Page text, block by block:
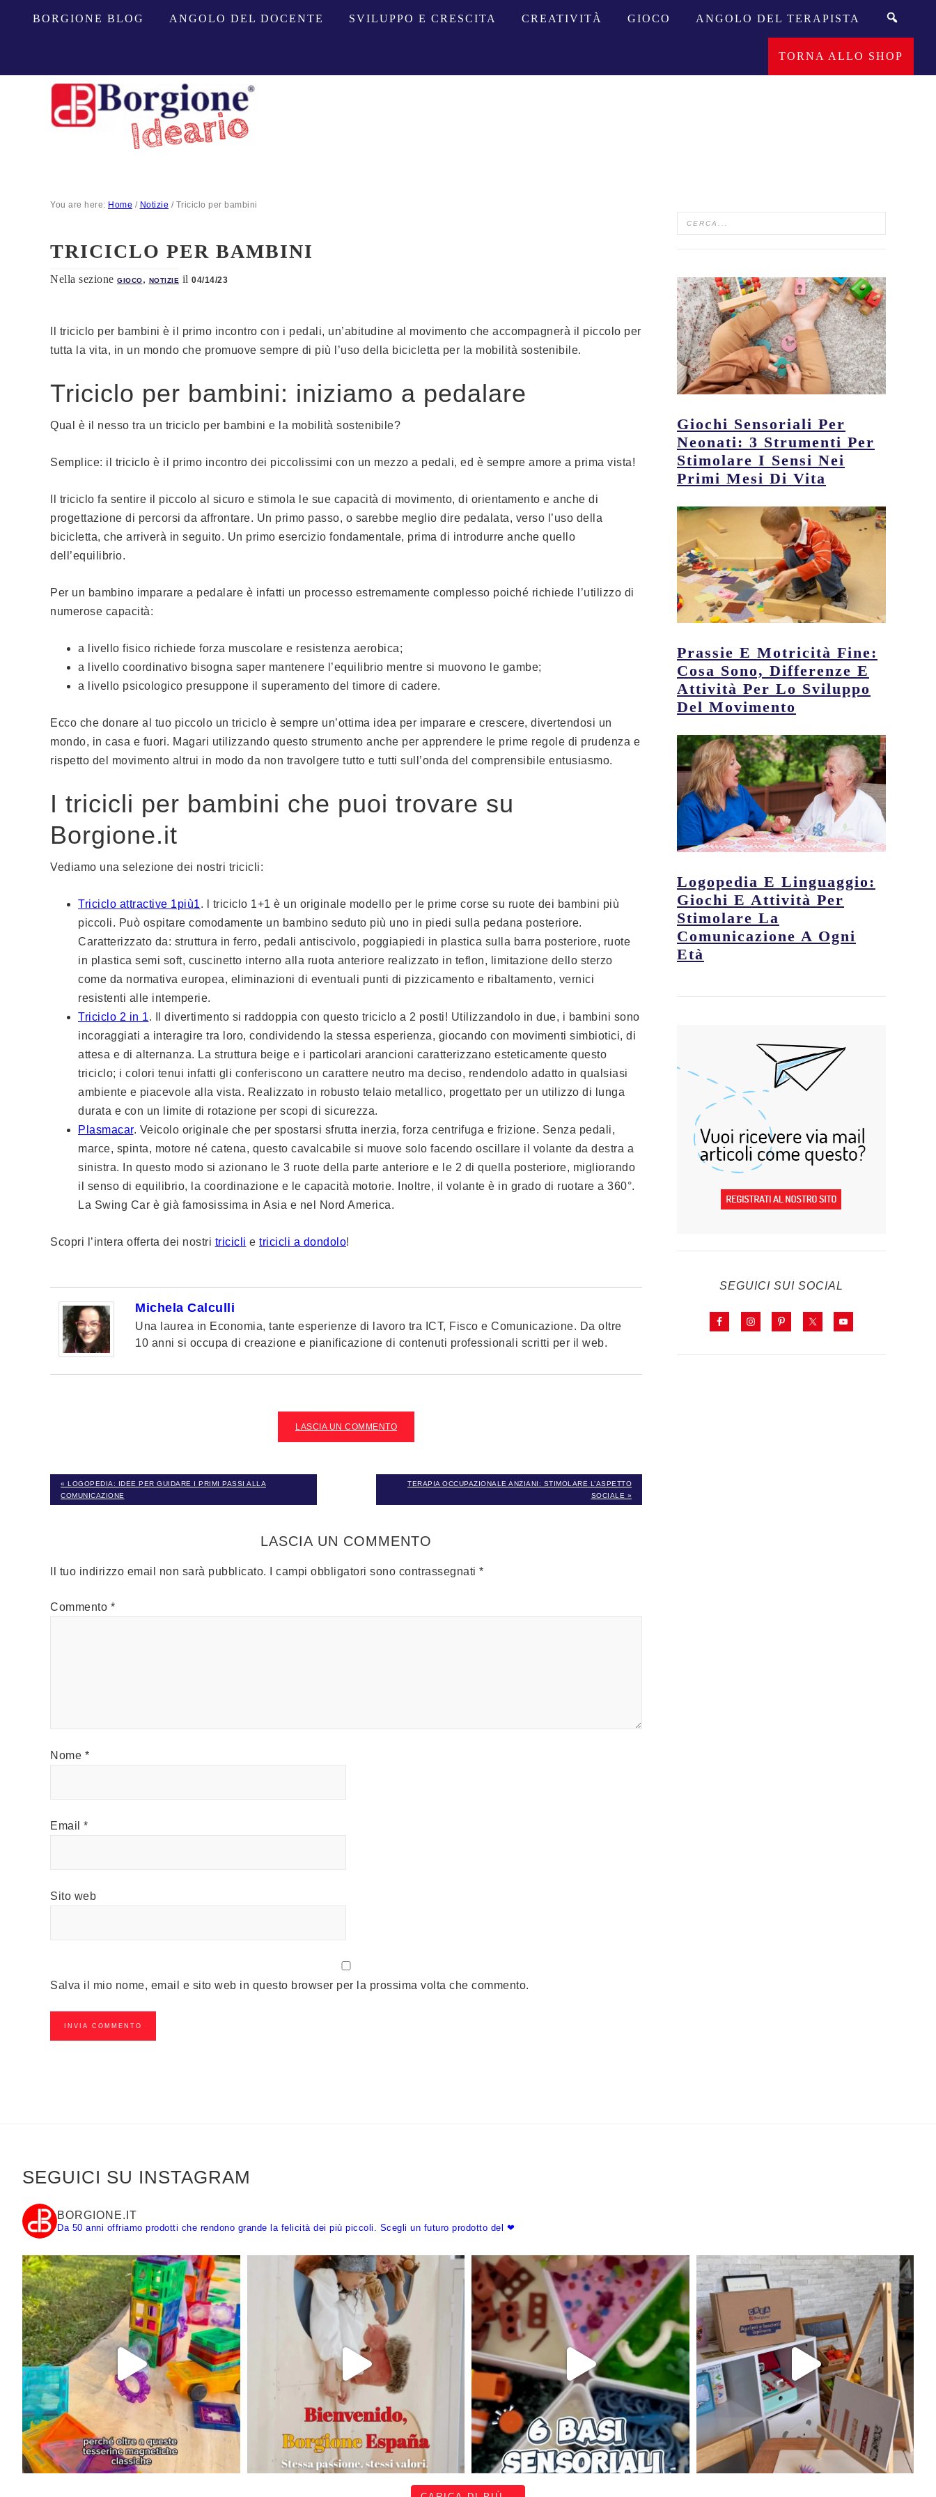
BORGIONE BLOG ANGOLO DEL DOCENTE SVILUPPO E CRESCITA CREATIVITÀ GIOCO ANGOLO DEL TERAPISTA
TORNA ALLO SHOP
You are here: Home / Notizie /Triciclo per bambini
TRICICLO PER BAMBINI
Nella sezione GIOCO, NOTIZIE il 04/14/23
Il triciclo per bambini è il primo incontro con i pedali, un’abitudine al movimento che accompagnerà il piccolo per
tutta la vita, in un mondo che promuove sempre di più l’uso della bicicletta per la mobilità sostenibile.
Triciclo per bambini: iniziamo a pedalare
Qual è il nesso tra un triciclo per bambini e la mobilità sostenibile?
Semplice: il triciclo è il primo incontro dei piccolissimi con un mezzo a pedali, ed è sempre amore a prima vista!
Il triciclo fa sentire il piccolo al sicuro e stimola le sue capacità di movimento, di orientamento e anche di
progettazione di percorsi da affrontare. Un primo passo, o sarebbe meglio dire pedalata, verso l’uso della
bicicletta, che arriverà in seguito. Un primo esercizio fondamentale, prima di introdurre anche quello
dell’equilibrio.
Per un bambino imparare a pedalare è infatti un processo estremamente complesso poiché richiede l’utilizzo di
numerose capacità:
a livello fisico richiede forza muscolare e resistenza aerobica;
a livello coordinativo bisogna saper mantenere l’equilibrio mentre si muovono le gambe;
a livello psicologico presuppone il superamento del timore di cadere.
Ecco che donare al tuo piccolo un triciclo è sempre un’ottima idea per imparare e crescere, divertendosi un
mondo, in casa e fuori. Magari utilizzando questo strumento anche per apprendere le prime regole di prudenza e
rispetto del movimento altrui in modo da non travolgere tutto e tutti sull’onda del comprensibile entusiasmo.
I tricicli per bambini che puoi trovare su
Borgione.it
Vediamo una selezione dei nostri tricicli:
Triciclo attractive 1più1. l triciclo 1+1 è un originale modello per le prime corse su ruote dei bambini più
piccoli. Può ospitare comodamente un bambino seduto più uno in piedi sulla pedana posteriore.
Caratterizzato da: struttura in ferro, pedali antiscivolo, poggiapiedi in plastica sulla barra posteriore, ruote
in plastica semi soft, cuscinetto interno alla ruota anteriore realizzato in teflon, limitazione dello sterzo
come da normativa europea, eliminazioni di eventuali punti di pizzicamento e ribaltamento, vernici
resistenti alle intemperie.
Triciclo 2 in 1. Il divertimento si raddoppia con questo triciclo a 2 posti! Utilizzandolo in due, i bambini sono
incoraggiati a interagire tra loro, condividendo la stessa esperienza, giocando con movimenti simbiotici, di
attesa e di alternanza. La struttura beige e i particolari arancioni caratterizzano esteticamente questo
triciclo; i colori tenui infatti gli conferiscono un carattere neutro ma deciso, rendendolo adatto in qualsiasi
ambiente e piacevole alla vista. Realizzato in robusto telaio metallico, progettato per un utilizzo di lunga
durata e con un limite di rotazione per scopi di sicurezza.
Plasmacar. Veicolo originale che per spostarsi sfrutta inerzia, forza centrifuga e frizione. Senza pedali,
marce, spinta, motore né catena, questo cavalcabile si muove solo facendo oscillare il volante da destra a
sinistra. In questo modo si azionano le 3 ruote della parte anteriore e le 2 di quella posteriore, migliorando
il senso di equilibrio, la coordinazione e le capacità motorie. Inoltre, il volante è in grado di ruotare a 360°.
La Swing Car è già famosissima in Asia e nel Nord America.
Scopri l’intera offerta dei nostri tricicli e tricicli a dondolo!
Michela Calculli
Una laurea in Economia, tante esperienze di lavoro tra ICT, Fisco e Comunicazione. Da oltre
10 anni si occupa di creazione e pianificazione di contenuti professionali scritti per il web.
LASCIA UN COMMENTO
« LOGOPEDIA: IDEE PER GUIDARE I PRIMI PASSI ALLA
COMUNICAZIONE
TERAPIA OCCUPAZIONALE ANZIANI: STIMOLARE L’ASPETTO
SOCIALE »
LASCIA UN COMMENTO
Il tuo indirizzo email non sarà pubblicato. I campi obbligatori sono contrassegnati *
Commento *
Nome *
Email *
Sito web
Salva il mio nome, email e sito web in questo browser per la prossima volta che commento.
Giochi Sensoriali Per
Neonati: 3 Strumenti Per
Stimolare I Sensi Nei
Primi Mesi Di Vita
Prassie E Motricità Fine:
Cosa Sono, Differenze E
Attività Per Lo Sviluppo
Del Movimento
Logopedia E Linguaggio:
Giochi E Attività Per
Stimolare La
Comunicazione A Ogni
Età
SEGUICI SUI SOCIAL
SEGUICI SU INSTAGRAM
BORGIONE.IT
Da 50 anni offriamo prodotti che rendono grande la felicità dei più piccoli. Scegli un futuro prodotto del ❤